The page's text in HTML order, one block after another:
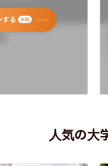
する 無料
人気の大